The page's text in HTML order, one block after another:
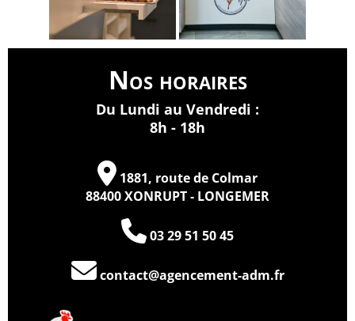
Nos horaires
Du Lundi au Vendredi :
8h - 18h
1881, route de Colmar
88400 XONRUPT - LONGEMER
03 29 51 50 45
contact@agencement-adm.fr